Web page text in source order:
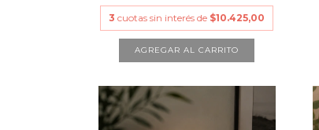
3 cuotas sin interés de $10.425,00